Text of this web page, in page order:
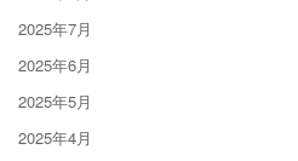
2025年7月
2025年6月
2025年5月
2025年4月